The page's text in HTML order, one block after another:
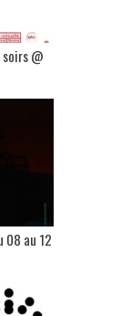
@
08 au 12